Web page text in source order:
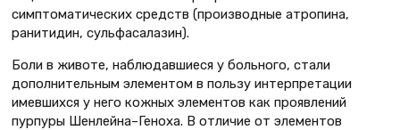
симптоматических средств (производные атропина,
ранитидин, сульфасалазин).
Боли в животе, наблюдавшиеся у больного, стали
дополнительным элементом в пользу интерпретации
имевшихся у него кожных элементов как проявлений
пурпуры Шенлейна–Геноха. В отличие от элементов